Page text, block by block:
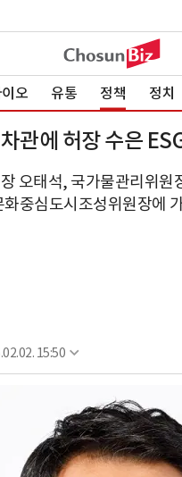
오 유통 정책 정치
관에 허장 수은
오태석, 국가물관리위원
중심도시조성위원장에
15:50